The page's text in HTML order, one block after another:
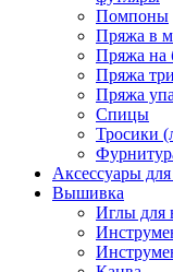
Помпоны
Пряжа в
Пряжа на
Пряжа
Пряжа
Спицы
Тросики
Аксессуары
Вышивка
Иглы для